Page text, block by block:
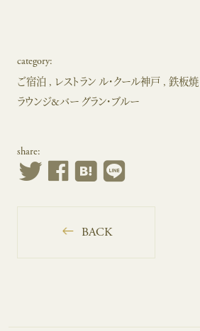
category:
ご宿泊
レストラン ル・クール神戸
鉄板
ラウンジ&バー グラン・ブルー
share:
BACK